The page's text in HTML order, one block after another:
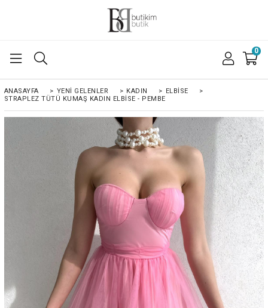
0
ANASAYFA > YENI GELENLER > KADIN > ELBISE
>
STRAPLEZ TÜTÜ KUMAŞ KADIN ELBISE - PEMBE